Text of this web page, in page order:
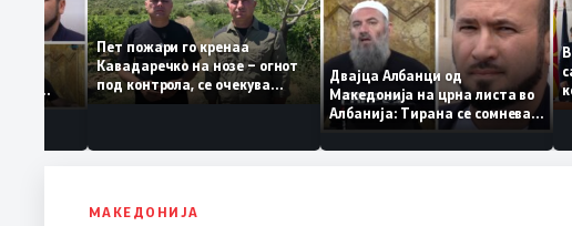
За
му
од
кога му гори
Пет пожари го кренаа
Кавадаречко на нозе – огнот
под контрола, се очекува
целосно гаснење
Двајца Албанци од
Македонија на црна листа во
Албанија: Тирана се сомнева
дека работеле за
терористички организации
МАКЕДОНИЈА